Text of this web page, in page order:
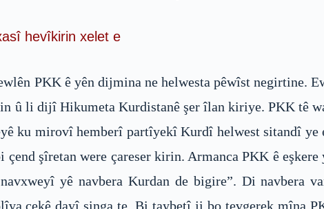
hevîkirin xelet e
PKK ê yên dijmina ne helwesta pêwîst negirtine.
û li dijî Hikumeta Kurdistanê şer îlan kiriye. PKK tê
ku mirovî hemberî partîyekî Kurdî helwest sitandî
şîretan were çareser kirin. Armanca PKK ê
yê navbera Kurdan de bigire”. Di navbera
çekê dayî singa te. Bi taybetî ji bo tevgerek mîna